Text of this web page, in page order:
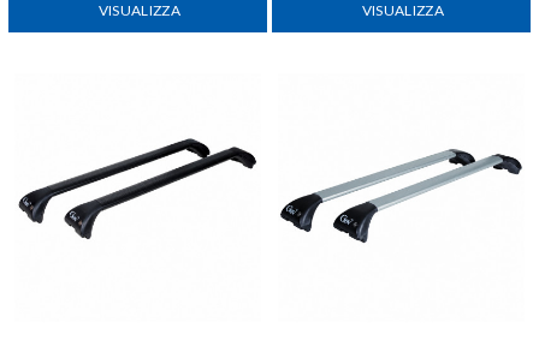
VISUALIZZA VISUALIZZA